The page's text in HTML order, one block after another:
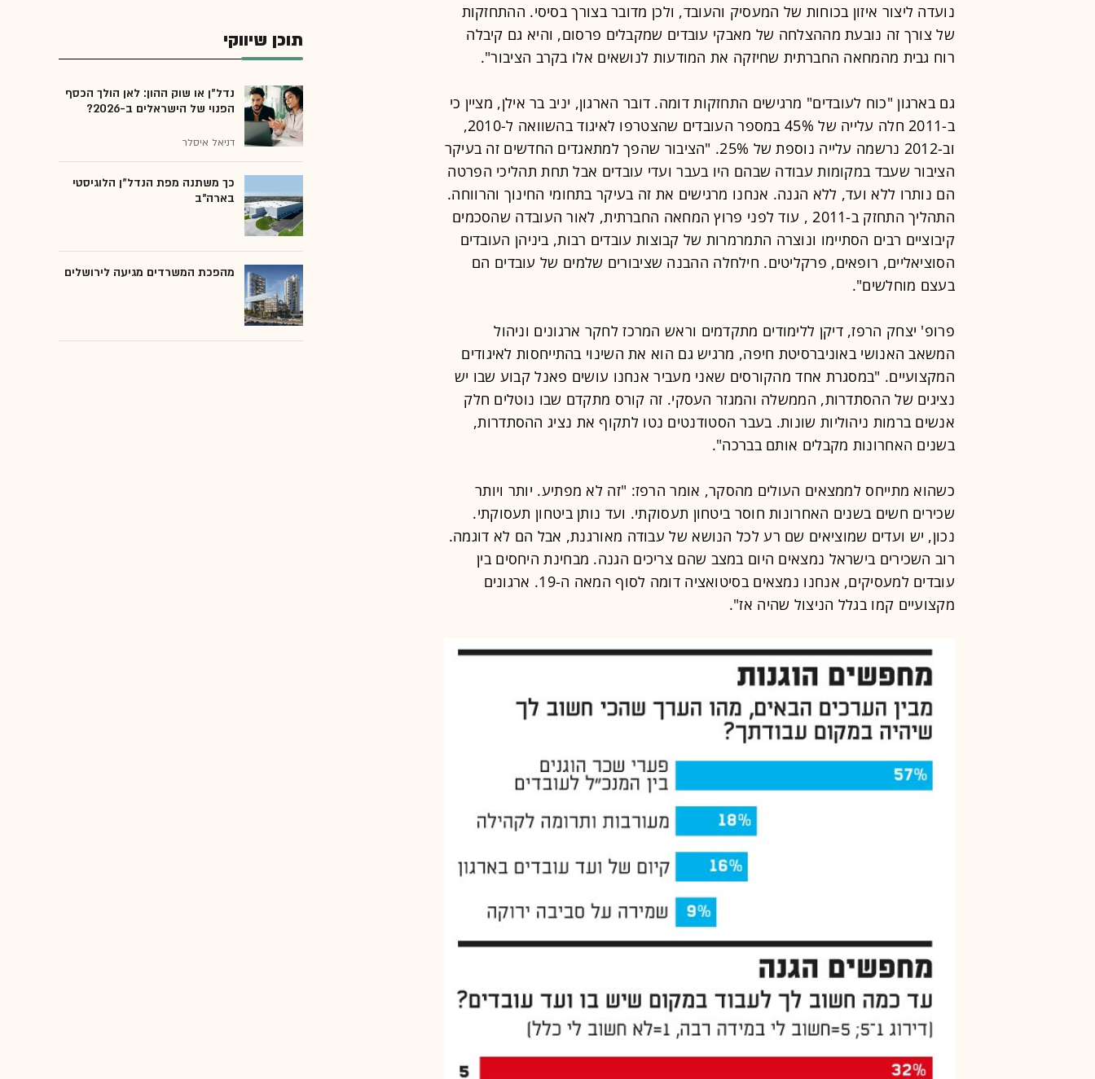
נועדה ליצור איזון בכוחות של המעסיק והעובד, ולכן מדובר בצורך בסיסי. ההתחזקות
של צורך זה נובעת מההצלחה של מאבקי עובדים שמקבלים פרסום, והיא גם קיבלה
רוח גבית מהמחאה החברתית שחיזקה את המודעות לנושאים אלו בקרב הציבור".
גם בארגון "כוח לעובדים" מרגישים התחזקות דומה. דובר הארגון, יניב בר אילן, מציין כי
ב-2011 חלה עלייה של 45% במספר העובדים שהצטרפו לאיגוד בהשוואה ל-2010,
וב-2012 נרשמה עלייה נוספת של 25%. "הציבור שהפך למתאגדים החדשים זה בעיקר
הציבור שעבד במקומות עבודה שבהם היו בעבר ועדי עובדים אבל תחת תהליכי הפרטה
הם נותרו ללא ועד, ללא הגנה. אנחנו מרגישים את זה בעיקר בתחומי החינוך והרווחה.
התהליך התחזק ב-2011 , עוד לפני פרוץ המחאה החברתית, לאור העובדה שהסכמים
קיבוציים רבים הסתיימו ונוצרה התמרמרות של קבוצות עובדים רבות, ביניהן העובדים
הסוציאליים, רופאים, פרקליטים. חילחלה ההבנה שציבורים שלמים של עובדים הם
בעצם מוחלשים".
פרופ' יצחק הרפז, דיקן ללימודים מתקדמים וראש המרכז לחקר ארגונים וניהול
המשאב האנושי באוניברסיטת חיפה, מרגיש גם הוא את השינוי בהתייחסות לאיגודים
המקצועיים. "במסגרת אחד מהקורסים שאני מעביר אנחנו עושים פאנל קבוע שבו יש
נציגים של ההסתדרות, הממשלה והמגזר העסקי. זה קורס מתקדם שבו נוטלים חלק
אנשים ברמות ניהוליות שונות. בעבר הסטודנטים נטו לתקוף את נציג ההסתדרות,
בשנים האחרונות מקבלים אותם בברכה".
כשהוא מתייחס לממצאים העולים מהסקר, אומר הרפז: "זה לא מפתיע. יותר ויותר
שכירים חשים בשנים האחרונות חוסר ביטחון תעסוקתי. ועד נותן ביטחון תעסוקתי.
נכון, יש ועדים שמוציאים שם רע לכל הנושא של עבודה מאורגנת, אבל הם לא דוגמה.
רוב השכירים בישראל נמצאים היום במצב שהם צריכים הגנה. מבחינת היחסים בין
עובדים למעסיקים, אנחנו נמצאים בסיטואציה דומה לסוף המאה ה-19. ארגונים
מקצועיים קמו בגלל הניצול שהיה אז".
תוכן שיווקי
נדל"ן או שוק ההון: לאן הולך הכסף
הפנוי של הישראלים ב-2026?
דניאל איסלר
כך משתנה מפת הנדל"ן הלוגיסטי
בארה"ב
מהפכת המשרדים מגיעה לירושלים